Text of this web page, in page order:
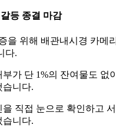
등 종결 마감
을 위해 배관내시경 카메
다.
가 단 1%의 잔여물도 없
습니다.
직접 눈으로 확인하고
습니다.